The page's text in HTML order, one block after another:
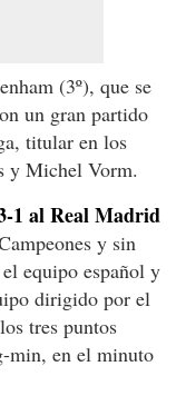
(3º), que se
un gran partido
titular en los
y Michel Vorm.
1 al Real Madrid
y sin
equipo español y
dirigido por el
tres puntos
min, en el minuto